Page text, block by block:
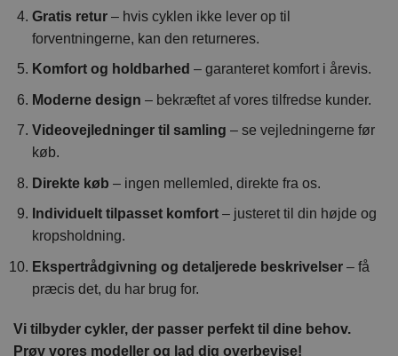
Gratis retur– hvis cyklen ikke lever op til
forventningerne, kan den returneres.
Komfort og holdbarhed – garanteret komfort i årevis.
Moderne design – bekræftet af vores tilfredse kunder.
Videovejledninger til samling – se vejledningerne før
køb.
Direkte køb – ingen mellemled, direkte fra os.
Individuelt tilpasset komfort– justeret til din højde og
kropsholdning.
Ekspertrådgivning og detaljerede beskrivelser– få
præcis det, du har brug for.
Vi tilbyder cykler, der passer perfekt til dine behov.
Prøv vores modeller og lad dig overbevise!